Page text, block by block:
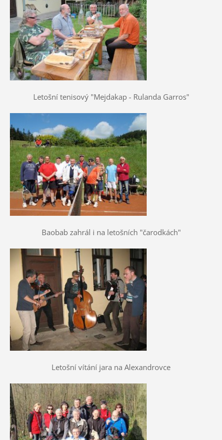
Letošní tenisový "Mejdakap - Rulanda Garros"
Baobab zahrál i na letošních "čarodkách"
Letošní vítání jara na Alexandrovce